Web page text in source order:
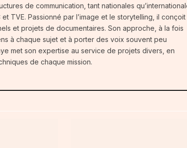
de communication, tant nationales
et TVE. Passionné par l’image et le storytelling, il
et projets de documentaires. Son approche, à la fois
à chaque sujet et à porter des voix souvent peu
met son expertise au service de projets divers, en
de chaque mission.